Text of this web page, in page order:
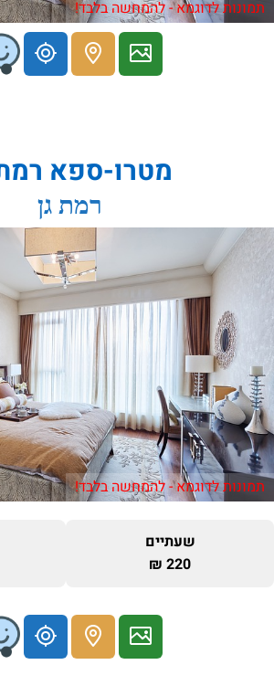
תמונות לדוגמא - להמחשה בלבד!
מטרו-ספא
רמת גן
תמונות לדוגמא - להמחשה בלבד!
שעתיים
220 ₪